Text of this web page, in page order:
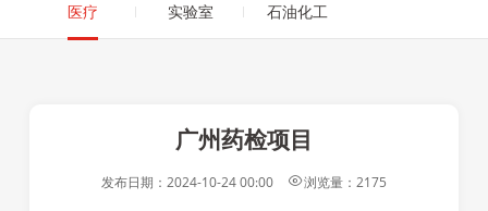
医疗 实验室 石油化工
广州药检项目
发布日期： 2024-10-24 00:00 浏览量： 2175